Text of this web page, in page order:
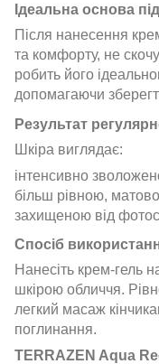
Ідеальна основа
Після нанесення
та комфорту, не
робить його
допомагаючи
Результат
Шкіра виглядає:
інтенсивно
більш рівною,
захищеною від
Спосіб
Нанесіть крем-гель
шкірою обличчя.
легкий масаж
поглинання.
TERRAZEN Aqua